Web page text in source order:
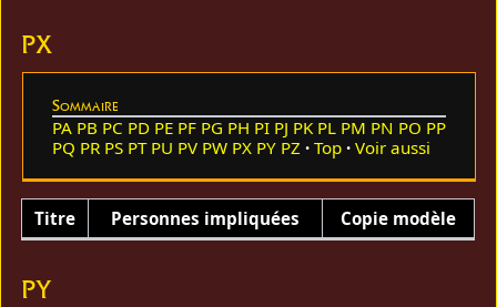
PX
Sommaire
PA PB PC PD PE PF PG PH PI PJ PK PL PM PN PO PP
PQ PR PS PT PU PV PW PX PY PZ Top Voir aussi
Titre Personnes impliquées Copie modèle
PY